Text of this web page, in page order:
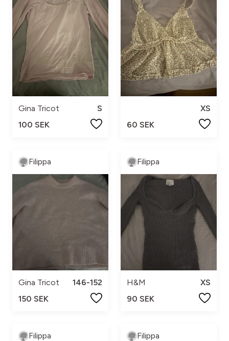
Gina Tricot
S
100 SEK
XS
60 SEK
Filippa
Gina Tricot
146-152
150 SEK
Filippa
H&M
XS
90 SEK
Filippa Filippa